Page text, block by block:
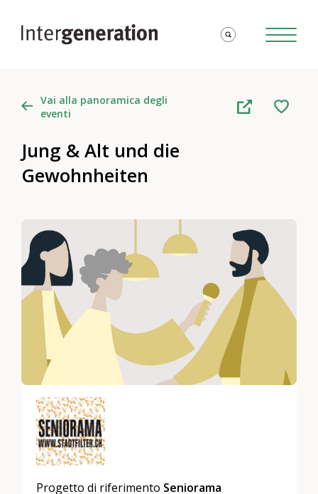
Vai alla panoramica degli
eventi
Jung & Alt und die
Gewohnheiten
Progetto di riferimento Seniorama